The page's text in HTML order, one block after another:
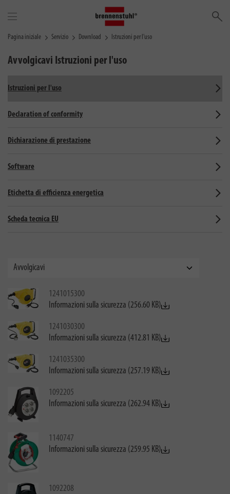
Pagina iniziale Servizio Download Istruzioni per l'uso
Avvolgicavi Istruzioni per l'uso
Istruzioni per l'uso
Declaration of conformity
Dichiarazione di prestazione
Software
Etichetta di efficienza energetica
Scheda tecnica EU
1241015300
Informazioni sulla sicurezza (256.60 KB)
1241030300
Informazioni sulla sicurezza (412.81 KB)
1241035300
Informazioni sulla sicurezza (257.19 KB)
1092205
Informazioni sulla sicurezza (262.94 KB)
1140747
Informazioni sulla sicurezza (259.95 KB)
1092208